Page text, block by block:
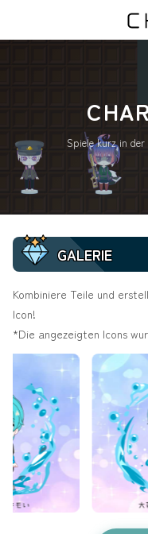
Spiele kurz in
GALERIE
Kombiniere Teile und
Icon!
*Die angezeigten Icons